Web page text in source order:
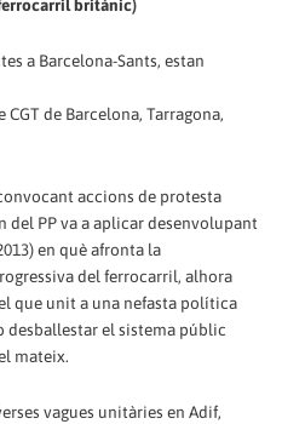
britànic)
a Barcelona-Sants, estan
de Barcelona, ​​Tarragona,
accions de protesta
del PP va a aplicar desenvolupant
en què afronta la
del ferrocarril, alhora
que unit a una nefasta política
desballestar el sistema públic
mateix.
vagues unitàries en Adif,